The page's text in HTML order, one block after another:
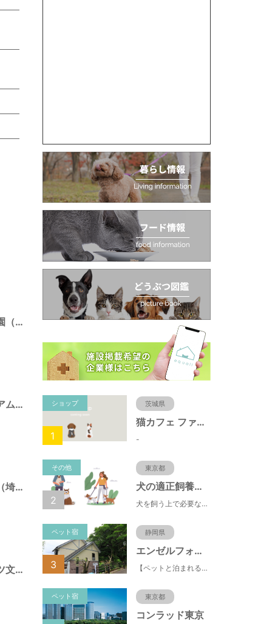
県営）大宮第三公園（埼玉県さいたま市）
県営）埼玉スタジアム２００２公園（埼玉県さいたま市）
県営）秋ヶ瀬公園（埼玉県さいたま市）
県営）熊谷スポーツ文化公園（埼玉県熊谷市）
ショップ 茨城県
猫カフェ ファミリーズ
-
1
その他 東京都
犬の適正飼養クイズ
犬を飼う上で必要な責任やマナー、健康管理について学ぶことができます。
2
ペット宿 静岡県
エンゼルフォレスト伊豆高原(赤沢望洋台)
【ペットと泊まれる】源泉かけ流し温泉付の1棟貸切別荘（自炊OK）全別荘内装リフォーム済み♪
3
ペット宿 東京都
コンラッド東京